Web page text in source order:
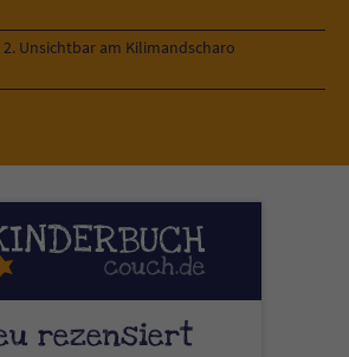
2. Unsichtbar am Kilimandscharo
rezensiert
Cookie gewährleistet die
der Webseite mit dem
des Kontaktformulars zu